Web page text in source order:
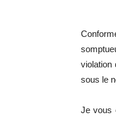
violation
sous le
Je vous